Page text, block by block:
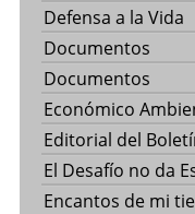
Defensa a la Vida
Documentos
Documentos
Económico
Editorial del
El Desafío no da
Encantos de mi